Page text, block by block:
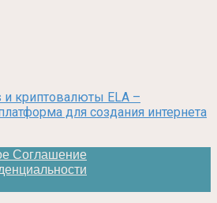
и криптовалюты ELA –
для создания интернета
Соглашение